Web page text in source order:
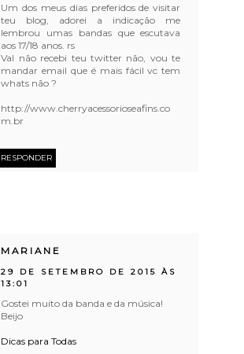
Um dos meus dias preferidos de visitar
teu blog, adorei a indicação me
lembrou umas bandas que escutava
aos 17/18 anos. rs
Val não recebi teu twitter não, vou te
mandar email que é mais fácil vc tem
whats não ?
http://www.cherryacessorioseafins.co
m.br
RESPONDER
MARIANE
29 DE SETEMBRO DE 2015 ÀS
13:01
Gostei muito da banda e da música!
Beijo
Dicas para Todas